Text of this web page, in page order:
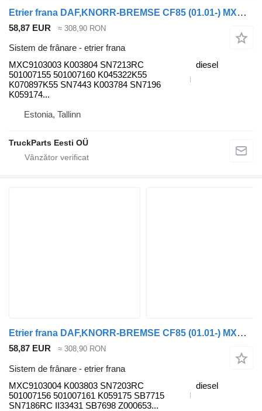
Etrier frana DAF,KNORR-BREMSE CF85 (01.01-) MXC9103003 pentru cap tractor DAF LF45, LF55, LF180, CF65, CF75, CF85 (2001-)
58,87 EUR ≈ 308,90 RON
Sistem de frânare - etrier frana
MXC9103003 K003804 SN7213RC
501007155 501007160 K045322K55
K070897K55 SN7443 K003784 SN7196
K059174...
diesel
Estonia, Tallinn
TruckParts Eesti OÜ
Etrier frana DAF,KNORR-BREMSE CF85 (01.01-) MXC9103004 pentru cap tractor DAF LF45, LF55, LF180, CF65, CF75, CF85 (2001-)
58,87 EUR ≈ 308,90 RON
Sistem de frânare - etrier frana
MXC9103004 K003803 SN7203RC
501007156 501007161 K059175 SB7715
SN7186RC II33431 SB7698 Z000653...
diesel